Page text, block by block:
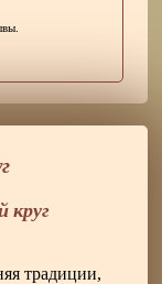
круг
традиции,